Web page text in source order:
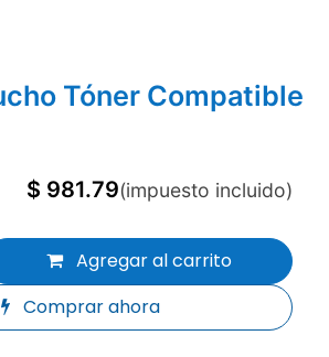
Tóner Compatible
Agregar al carrito
Comprar ahora
$ 981.79(impuesto incluido)